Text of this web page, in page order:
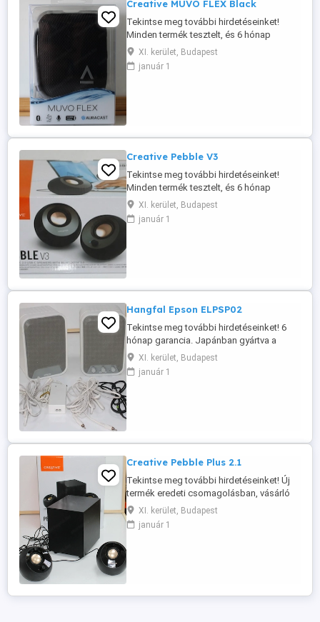
Creative MUVO FLEX Black
Tekintse meg további hirdetéseinket!
Minden termék tesztelt, és 6 hónap
garanciával rendelkezik. A képek a valós
termékeket ábrázolják. Ez a termék:
FELÚJÍTOTT Csatornák: 1 Teljesítmény:
XI. kerület, Budapest
január 1
Creative Pebble V3
Tekintse meg további hirdetéseinket!
Minden termék tesztelt, és 6 hónap
garanciával rendelkezik. A képek a valós
termékeket ábrázolják. Ez a termék:
FELÚJÍTOTT Csatornák: 2.0 Teljesítmény:
XI. kerület, Budapest
január 1
Hangfal Epson ELPSP02
Tekintse meg további hirdetéseinket! 6
hónap garancia. Japánban gyártva a
Seiko Epson Corporation által 2 30 W
maximális teljesítmény, 80 Hz 20 kHz
Teljes kábelkészlet, tápegység és fali
XI. kerület, Budapest
január 1
Creative Pebble Plus 2.1
Tekintse meg további hirdetéseinket! Új
termék eredeti csomagolásban, vásárló
által megvásárolt és visszaküldött termék.
Kiváló ár, jóval a bolti ár alatt. 6 hónap
garancia. PARAMÉTEREK: Teljesítmény: 8
XI. kerület, Budapest
január 1